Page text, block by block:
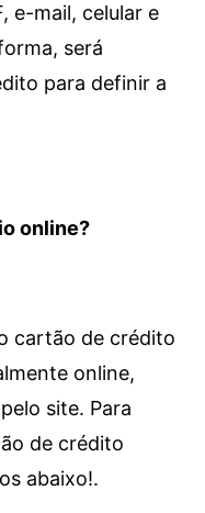
e-mail, celular e
será
para definir a
online?
cartão de crédito
online,
site. Para
de crédito
abaixo!.